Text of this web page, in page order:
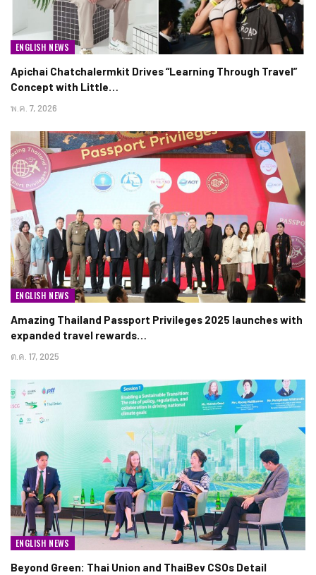
ENGLISH NEWS
Apichai Chatchalermkit Drives “Learning Through Travel”
Concept with Little…
พ.ค. 7, 2026
ENGLISH NEWS
Amazing Thailand Passport Privileges 2025 launches with
expanded travel rewards…
ต.ค. 17, 2025
ENGLISH NEWS
Beyond Green: Thai Union and ThaiBev CSOs Detail